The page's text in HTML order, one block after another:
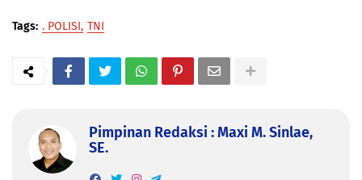
Tags: . POLISI TNI
Pimpinan Redaksi : Maxi M. Sinlae,
SE.